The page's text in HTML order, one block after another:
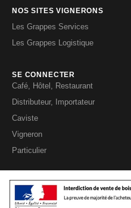
NOS SITES VIGNERONS
Les Grappes Services
Les Grappes Logistique
SE CONNECTER
Café, Hôtel, Restaurant
Distributeur, Importateur
Caviste
Vigneron
Particulier